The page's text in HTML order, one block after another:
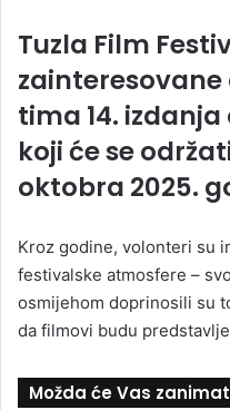
Tuzla Film
tima 14.
koji će se
oktobra 2025.
Kroz godine, volonteri su
festivalske atmosfere –
osmijehom doprinosili su
da filmovi budu
Možda će Vas